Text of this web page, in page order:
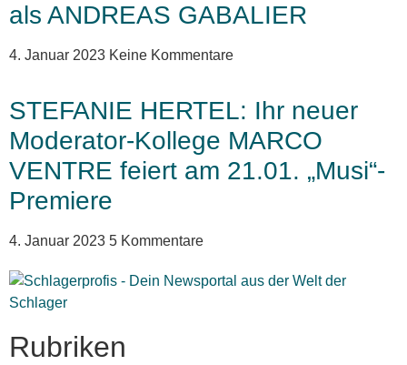
als ANDREAS GABALIER
4. Januar 2023 Keine Kommentare
STEFANIE HERTEL: Ihr neuer
Moderator-Kollege MARCO
VENTRE feiert am 21.01. „Musi“-
Premiere
4. Januar 2023 5 Kommentare
Rubriken